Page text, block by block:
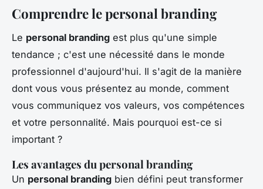
Comprendre le personal branding
Le personal branding est plus qu'une simple
tendance ; c'est une nécessité dans le monde
professionnel d'aujourd'hui. Il s'agit de la manière
dont vous vous présentez au monde, comment
vous communiquez vos valeurs, vos compétences
et votre personnalité. Mais pourquoi est-ce si
important ?
Les avantages du personal branding
Un personal branding bien défini peut transformer